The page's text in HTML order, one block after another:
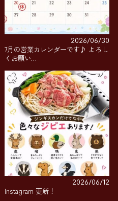
2026/06/30
7月の営業カレンダーです♪ よろし
くお願い…
2026/06/12
Instagram 更新！